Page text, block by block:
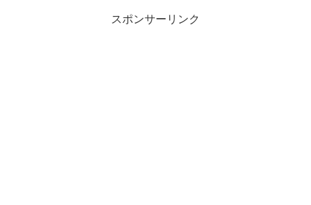
スポンサーリンク